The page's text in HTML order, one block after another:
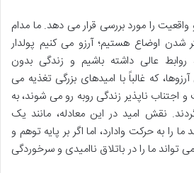
را مورد بررسی قرار می دهد. ما مدام
شدن اوضاع هستیم؛ آرزو می کنیم پولدار
عالی داشته باشیم و زندگی بدون
که غالباً با امیدهای بزرگی تغذیه می
ناپذیر زندگی روبه رو می شوند، به
نقش امید در این معادله، مانند یک
را به حرکت وادارد، اما اگر بر پایه توهم و
تواند ما را در باتلاق ناامیدی و سرخوردگی